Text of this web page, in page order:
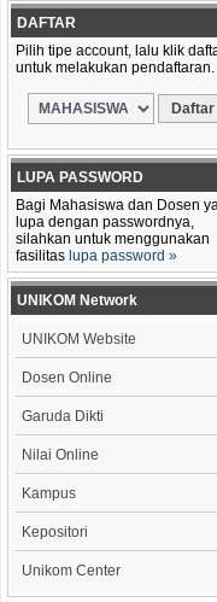
DAFTAR
Pilih tipe account, lalu klik
untuk melakukan pendaftaran.
LUPA PASSWORD
Bagi Mahasiswa dan Dosen
lupa dengan passwordnya,
silahkan untuk menggunakan
fasilitas lupa password »
UNIKOM Network
UNIKOM Website
Dosen Online
Garuda Dikti
Nilai Online
Kampus
Kepositori
Unikom Center